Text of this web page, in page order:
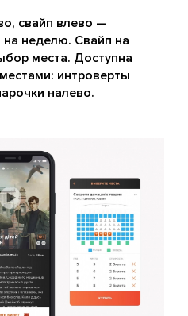
свайп влево —
на неделю. Свайп на
места. Доступна
интроверты
налево.